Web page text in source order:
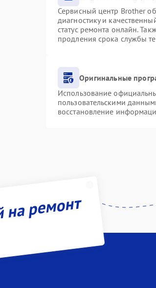
Сервисный центр Brother
диагностику и
статус ремонта онлайн.
продления срока службы
Оригинальные
Использование
пользовательскими
восстановление
ремонт